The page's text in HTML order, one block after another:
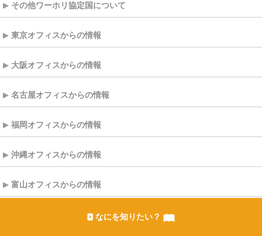
その他ワーホリ協定国について
東京オフィスからの情報
大阪オフィスからの情報
名古屋オフィスからの情報
福岡オフィスからの情報
沖縄オフィスからの情報
富山オフィスからの情報
なにを知りたい？